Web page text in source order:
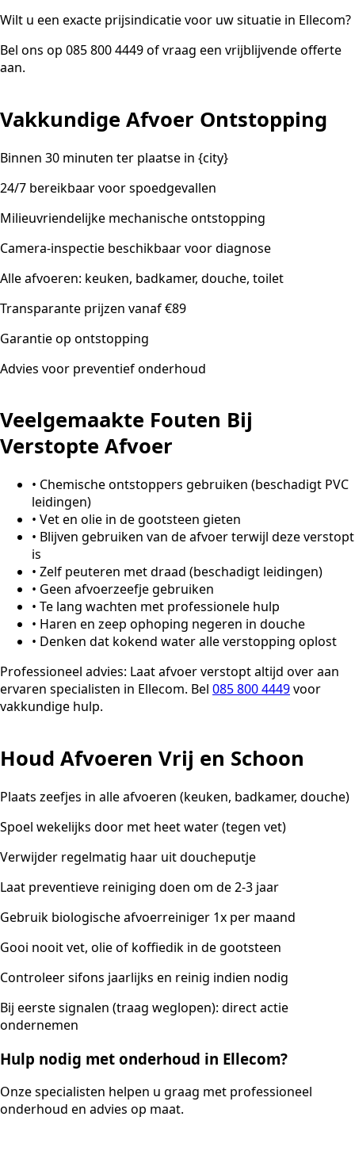
Wilt u een exacte prijsindicatie voor uw situatie in Ellecom?
Bel ons op 085 800 4449 of vraag een vrijblijvende offerte
aan.
Vakkundige Afvoer Ontstopping
Binnen 30 minuten ter plaatse in {city}
24/7 bereikbaar voor spoedgevallen
Milieuvriendelijke mechanische ontstopping
Camera-inspectie beschikbaar voor diagnose
Alle afvoeren: keuken, badkamer, douche, toilet
Transparante prijzen vanaf €89
Garantie op ontstopping
Advies voor preventief onderhoud
Veelgemaakte Fouten Bij
Verstopte Afvoer
• Chemische ontstoppers gebruiken (beschadigt PVC
leidingen)
• Vet en olie in de gootsteen gieten
• Blijven gebruiken van de afvoer terwijl deze verstopt
is
• Zelf peuteren met draad (beschadigt leidingen)
• Geen afvoerzeefje gebruiken
• Te lang wachten met professionele hulp
• Haren en zeep ophoping negeren in douche
• Denken dat kokend water alle verstopping oplost
Professioneel advies: Laat afvoer verstopt altijd over aan
ervaren specialisten in Ellecom. Bel 085 800 4449voor
vakkundige hulp.
Houd Afvoeren Vrij en Schoon
Plaats zeefjes in alle afvoeren (keuken, badkamer, douche)
Spoel wekelijks door met heet water (tegen vet)
Verwijder regelmatig haar uit doucheputje
Laat preventieve reiniging doen om de 2-3 jaar
Gebruik biologische afvoerreiniger 1x per maand
Gooi nooit vet, olie of koffiedik in de gootsteen
Controleer sifons jaarlijks en reinig indien nodig
Bij eerste signalen (traag weglopen): direct actie
ondernemen
Hulp nodig met onderhoud in Ellecom?
Onze specialisten helpen u graag met professioneel
onderhoud en advies op maat.